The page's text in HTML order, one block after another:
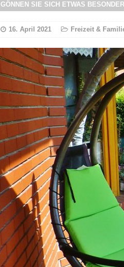
GÖNNEN SIE SICH ETWAS
16. April 2021 Freizeit &